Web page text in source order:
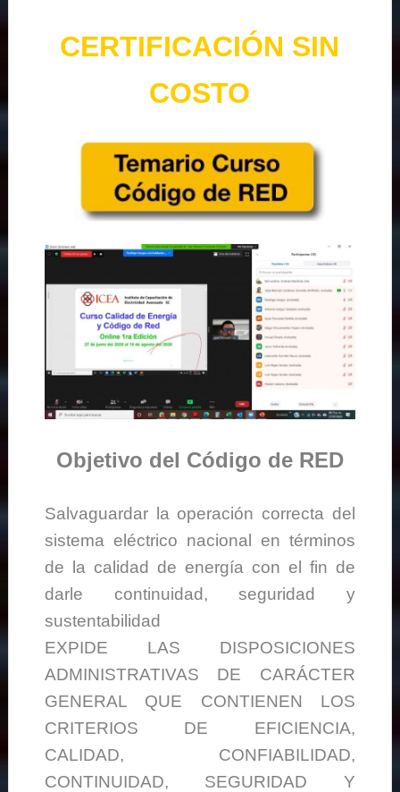
CERTIFICACIÓN SIN
COSTO
Objetivo del Código de RED
Salvaguardar la operación correcta del
sistema eléctrico nacional en términos
de la calidad de energía con el fin de
darle continuidad, seguridad y
sustentabilidad
EXPIDE LAS DISPOSICIONES
ADMINISTRATIVAS DE CARÁCTER
GENERAL QUE CONTIENEN LOS
CRITERIOS DE EFICIENCIA,
CALIDAD, CONFIABILIDAD,
CONTINUIDAD, SEGURIDAD Y